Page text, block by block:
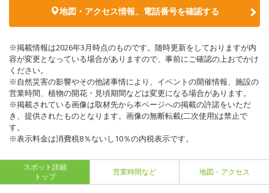
地図・アクセス情報、電話番号を確認する
※掲載情報は2026年3月時点のものです。随時更新をしておりますが内
容が変更となっている場合がありますので、事前にご確認の上おでかけ
ください。
※自然災害の影響やその他諸事情により、イベントの開催情報、施設の
営業時間、植物の開花・見頃期間などは変更になる場合があります。
※掲載されている画像は取材先から本ページへの掲載の許諾をいただ
き、提供されたものとなります。画像の無断転載(二次使用)は禁止で
す。
※表示料金は消費税8％ないし10％の内税表示です。
スポット詳細
トップ
営業時間など 地図・アクセス